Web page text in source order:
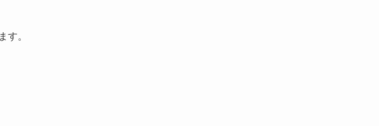
す。